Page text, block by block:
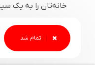
خانه‌تان را به یک
ونبو موزات 1 پرو مناسب چه کسانی است؟
علاقه‌مندان به